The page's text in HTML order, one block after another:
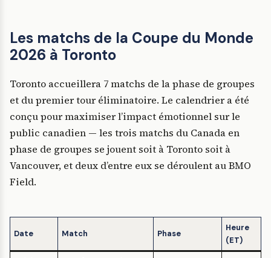
Les matchs de la Coupe du Monde
2026 à Toronto
Toronto accueillera 7 matchs de la phase de groupes
et du premier tour éliminatoire. Le calendrier a été
conçu pour maximiser l’impact émotionnel sur le
public canadien — les trois matchs du Canada en
phase de groupes se jouent soit à Toronto soit à
Vancouver, et deux d’entre eux se déroulent au BMO
Field.
Date Match Phase
Heure
(ET)